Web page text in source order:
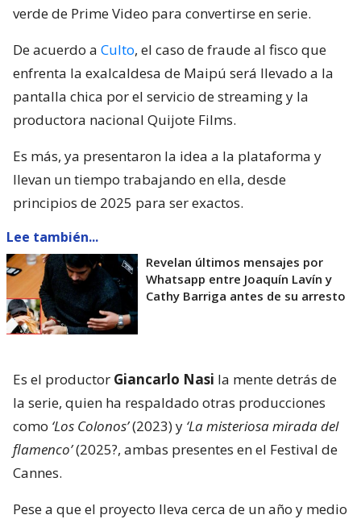
verde de Prime Video para convertirse en serie.
De acuerdo a Culto, el caso de fraude al fisco que
enfrenta la exalcaldesa de Maipú será llevado a la
pantalla chica por el servicio de streaming y la
productora nacional Quijote Films.
Es más, ya presentaron la idea a la plataforma y
llevan un tiempo trabajando en ella, desde
principios de 2025 para ser exactos.
Lee también...
Revelan últimos mensajes por
Whatsapp entre Joaquín Lavín y
Cathy Barriga antes de su arresto
Es el productor Giancarlo Nasi la mente detrás de
la serie, quien ha respaldado otras producciones
como ‘Los Colonos’(2023) y ‘La misteriosa mirada del
flamenco’(2025?, ambas presentes en el Festival de
Cannes.
Pese a que el proyecto lleva cerca de un año y medio